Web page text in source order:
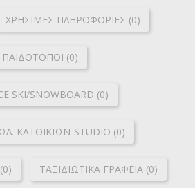
ΧΡΗΣΙΜΕΣ ΠΛΗΡΟΦΟΡΙΕΣ (0)
ΠΑΙΔΟΤΟΠΟΙ (0)
SKI/SNOWBOARD (0)
ΚΑΤΟΙΚΙΩΝ-STUDIO (0)
ΤΑΞΙΔΙΩΤΙΚΑ ΓΡΑΦΕΙΑ (0)